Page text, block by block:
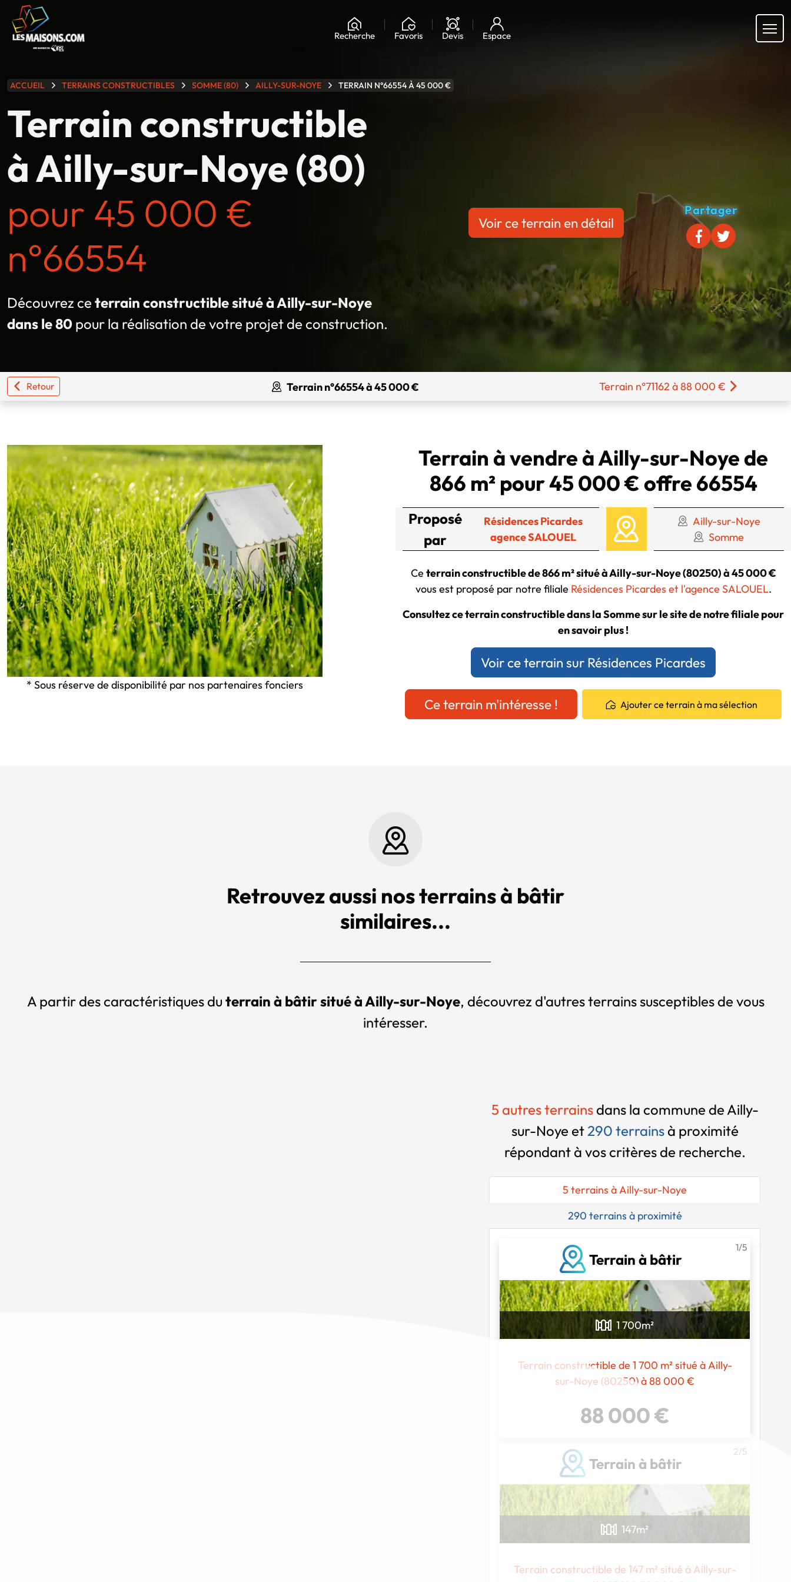
Recherche Chargement...
Favoris Devis Espace
gamme
ACCUEIL TERRAINS CONSTRUCTIBLES SOMME (80) AILLY-SUR-NOYE TERRAIN N°66554 À 45 000 €
Terrain constructible
à Ailly-sur-Noye (80)
pour 45 000 €
n°66554
Découvrez ce terrain constructible situé à Ailly-sur-Noye
dans le 80 pour la réalisation de votre projet de construction.
Voir ce terrain en détail
Partager
Retour Terrain n°66554 à 45 000 € Terrain n°71162 à 88 000 €
Terrain à vendre à Ailly-sur-Noye de
866 m² pour 45 000 € offre 66554
Proposé
par
Résidences Picardes
agence SALOUEL
Ailly-sur-Noye
Somme
Ce terrain constructible de 866 m² situé à Ailly-sur-Noye (80250) à 45 000 €
vous est proposé par notre filiale Résidences Picardes et l'agence SALOUEL.
Consultez ce terrain constructible dans la Somme sur le site de notre filiale pour
en savoir plus !
Voir ce terrain sur Résidences Picardes
Ce terrain m'intéresse ! Ajouter ce terrain à ma sélection
* Sous réserve de disponibilité par nos partenaires fonciers
Retrouvez aussi nos terrains à bâtir
similaires...
A partir des caractéristiques du terrain à bâtir situé à Ailly-sur-Noye, découvrez d'autres terrains susceptibles de vous
intéresser.
5 autres terrainsdans la commune de Ailly-
sur-Noye et290 terrainsà proximité
répondant à vos critères de recherche.
5 terrains à Ailly-sur-Noye
290 terrains à proximité
Terrain à bâtir
1/5
1 700m²
Terrain constructible de 1 700 m² situé à Ailly-
sur-Noye (80250) à 88 000 €
88 000 €
Terrain à bâtir
2/5
147m²
Terrain constructible de 147 m² situé à Ailly-sur-